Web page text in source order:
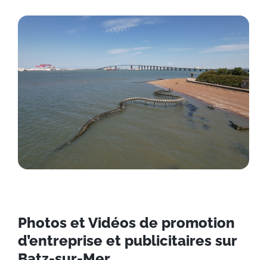
Photos et Vidéos de promotion
d’entreprise et publicitaires sur